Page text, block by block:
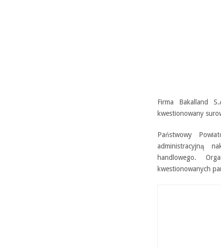
Firma Bakalland
kwestionowany
Państwowy
administracyjną
handlowego.
kwestionowanych